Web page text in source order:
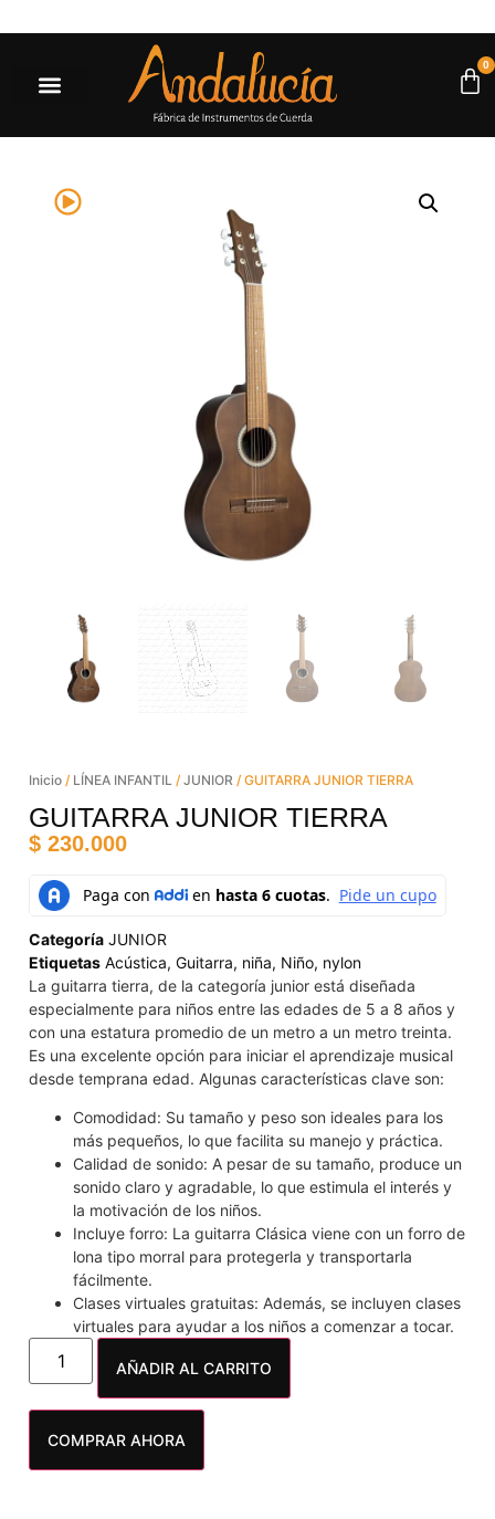
0
Inicio / LÍNEA INFANTIL / JUNIOR / GUITARRA JUNIOR TIERRA
GUITARRA JUNIOR TIERRA
$ 230.000
Categoría JUNIOR
Etiquetas Acústica, Guitarra, niña, Niño, nylon
La guitarra tierra, de la categoría junior está diseñada
especialmente para niños entre las edades de 5 a 8 años y
con una estatura promedio de un metro a un metro treinta.
Es una excelente opción para iniciar el aprendizaje musical
desde temprana edad. Algunas características clave son:
Comodidad: Su tamaño y peso son ideales para los
más pequeños, lo que facilita su manejo y práctica.
Calidad de sonido: A pesar de su tamaño, produce un
sonido claro y agradable, lo que estimula el interés y
la motivación de los niños.
Incluye forro: La guitarra Clásica viene con un forro de
lona tipo morral para protegerla y transportarla
fácilmente.
Clases virtuales gratuitas: Además, se incluyen clases
virtuales para ayudar a los niños a comenzar a tocar.
AÑADIR AL CARRITO
COMPRAR AHORA